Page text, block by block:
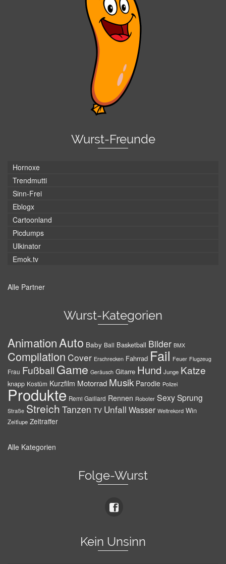
Wurst-Freunde
Hornoxe
Trendmutti
Sinn-Frei
Eblogx
Cartoonland
Picdumps
Ulkinator
Emok.tv
Alle Partner
Wurst-Kategorien
AnimationAuto Baby Ball Basketball Bilder BMX
Compilation Cover Erschrecken Fahrrad Fail Feuer Flugzeug
Frau Fußball Game Geräusch Gitarre Hund Junge Katze
knapp Kostüm Kurzfilm Motorrad Musik Parodie Polizei
Produkte Remi Gaillard Rennen Roboter SexySprung
Straße Streich Tanzen TV Unfall Wasser Weltrekord Win
Zeitlupe Zeitraffer
Alle Kategorien
Folge-Wurst
Kein Unsinn